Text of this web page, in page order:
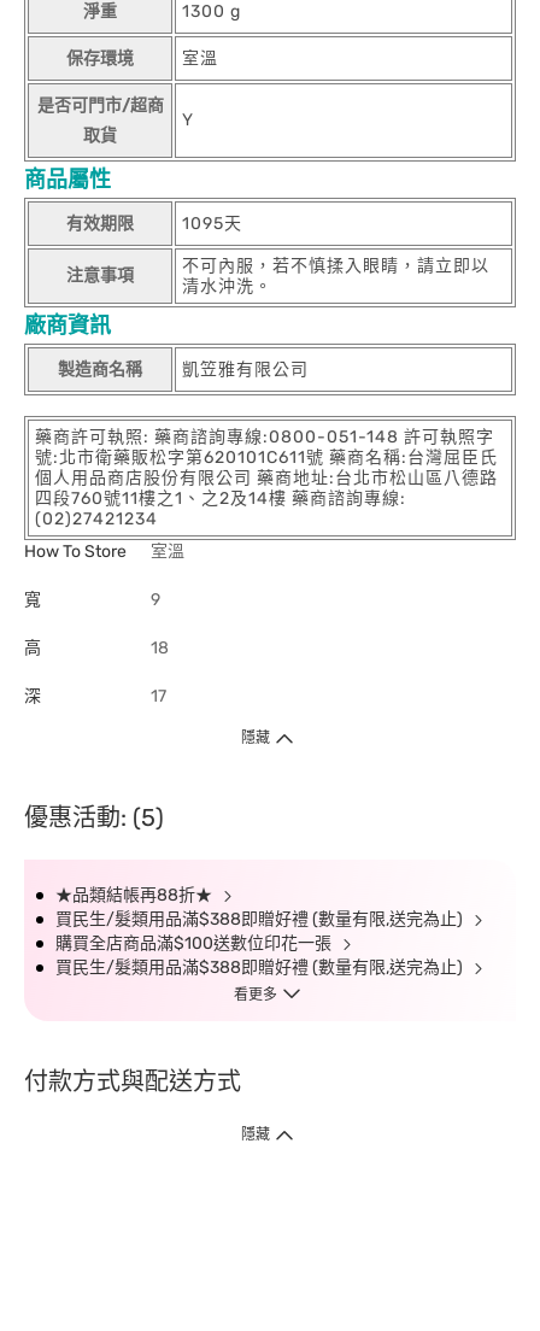
淨重 1300 g
保存環境 室溫
是否可門市/超商
取貨
Y
商品屬性
有效期限 1095天
注意事項
不可內服，若不慎揉入眼睛，請立即以
清水沖洗。
廠商資訊
製造商名稱 凱笠雅有限公司
藥商許可執照: 藥商諮詢專線:0800-051-148 許可執照字
號:北市衛藥販松字第620101C611號 藥商名稱:台灣屈臣氏
個人用品商店股份有限公司 藥商地址:台北市松山區八德路
四段760號11樓之1、之2及14樓 藥商諮詢專線:
(02)27421234
How To Store
室溫
寬 9
高 18
深 17
隱藏
優惠活動: (5)
★品類結帳再88折★
買民生/髮類用品滿$388即贈好禮 (數量有限,送完為止)
購買全店商品滿$100送數位印花一張
買民生/髮類用品滿$388即贈好禮 (數量有限,送完為止)
看更多
付款方式與配送方式
隱藏